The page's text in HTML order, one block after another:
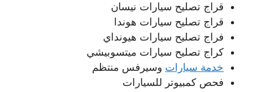
قراج تصليح سيارات نيسان
قراج تصليح سيارات هوندا
فراج تصليح سيارات هيونداي
كراج تصليح سيارات ميتسوبيشي
خدمة سيارات وسيرفس منتظم
فحص كمبيوتر للسيارات